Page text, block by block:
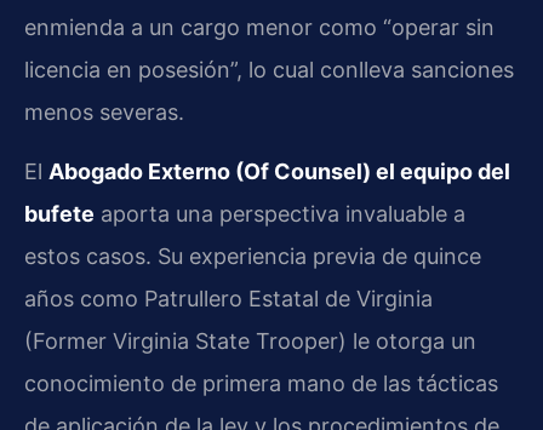
enmienda a un cargo menor como “operar sin
licencia en posesión”, lo cual conlleva sanciones
menos severas.
El Abogado Externo (Of Counsel) el equipo del
bufete aporta una perspectiva invaluable a
estos casos. Su experiencia previa de quince
años como Patrullero Estatal de Virginia
(Former Virginia State Trooper) le otorga un
conocimiento de primera mano de las tácticas